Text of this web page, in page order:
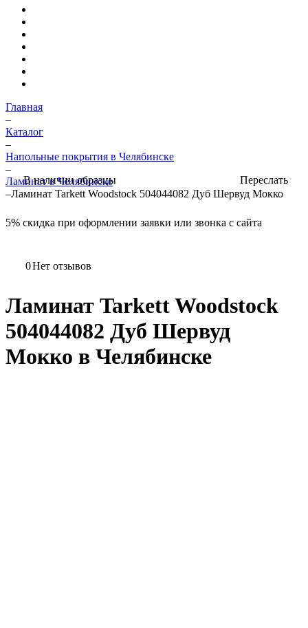
Главная
–
Каталог
–
Напольные покрытия в Челябинске
–
Ламинат в Челябинске
–Ламинат Tarkett Woodstock 504044082 Дуб Шервуд Мокко
5% скидка при оформлении заявки или звонка с сайта
0Нет отзывов
Ламинат Tarkett Woodstock
504044082 Дуб Шервуд
Мокко в Челябинске
В наличии образцы Переслать